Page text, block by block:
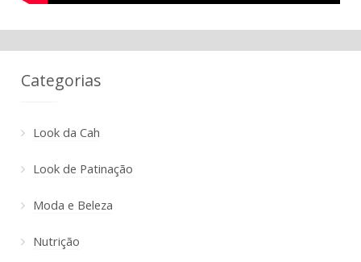
Categorias
Look da Cah
Look de Patinação
Moda e Beleza
Nutrição